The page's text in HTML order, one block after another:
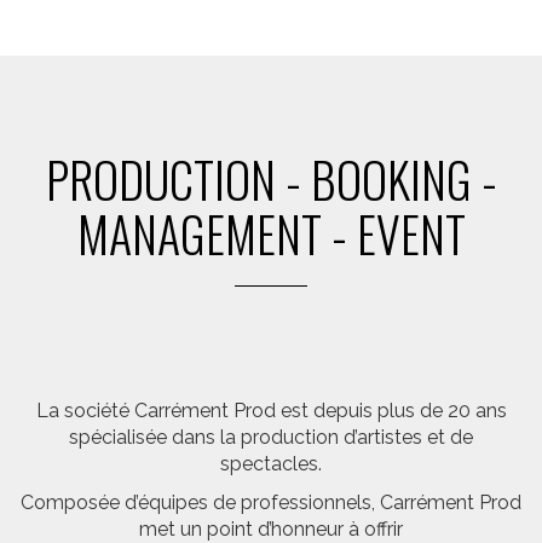
PRODUCTION - BOOKING -
MANAGEMENT - EVENT
La société Carrément Prod est depuis plus de 20 ans
spécialisée dans la production d’artistes et de
spectacles.
Composée d’équipes de professionnels, Carrément Prod
met un point d’honneur à offrir